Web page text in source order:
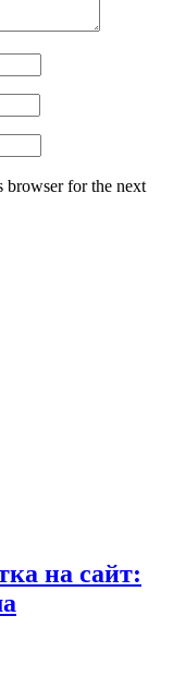
browser for the next
на сайт: